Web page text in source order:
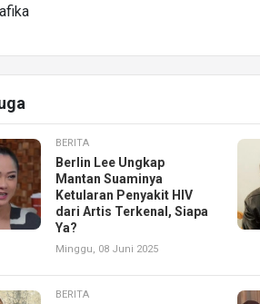
BERITA
Berlin Lee Ungkap
Mantan Suaminya
Ketularan Penyakit HIV
dari Artis Terkenal, Siapa
Ya?
Minggu, 08 Juni 2025
BERITA